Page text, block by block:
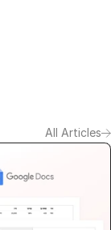
All Articles